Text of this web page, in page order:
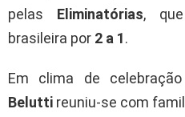
pelas Eliminatórias,
brasileira por 2 a 1.
Em clima de
Belutti reuniu-se com